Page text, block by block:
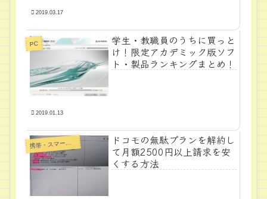
2019.03.17
PC
学生・教職員のうちに買っと
け！限定アカデミック版ソフ
ト・製品ランキングまとめ！
2019.01.13
携帯・スマートフォン・タブレットPC
ドコモの無駄プランを解約し
て月額2500円以上請求を安
くする方法